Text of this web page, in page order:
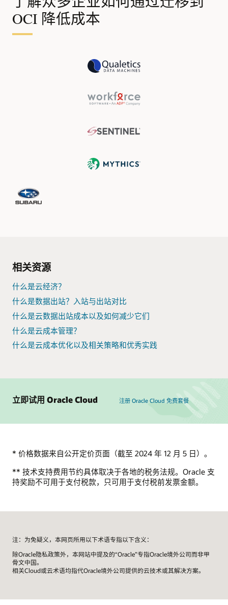
OCI 降低成本
相关资源
什么是云经济？
什么是数据出站？入站与出站对比
什么是云数据出站成本以及如何减少它们
什么是云成本管理？
什么是云成本优化以及相关策略和优秀实践
立即试用 Oracle Cloud 注册 Oracle Cloud 免费套餐
* 价格数据来自公开定价页面（截至 2024 年 12 月 5 日）。
** 技术支持费用节约具体取决于各地的税务法规。Oracle 支
持奖励不可用于支付税款，只可用于支付税前发票金额。
注：为免疑义，本网页所用以下术语专指以下含义：
除Oracle隐私政策外，本网站中提及的“Oracle”专指Oracle境外公司而非甲
骨文中国。
相关Cloud或云术语均指代Oracle境外公司提供的云技术或其解决方案。